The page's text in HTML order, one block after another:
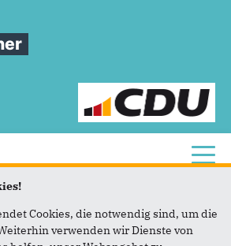
Cookies, die notwendig sind, um die
verwenden wir Dienste von